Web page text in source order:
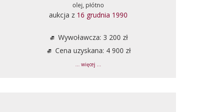
olej, płótno
aukcja z 16 grudnia 1990
Wywoławcza: 3 200 zł
Cena uzyskana: 4 900 zł
... więcej ...